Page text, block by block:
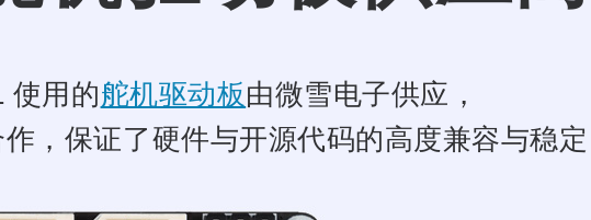
使用的舵机驱动板由微雪电子供应，
，保证了硬件与开源代码的高度兼容与稳定